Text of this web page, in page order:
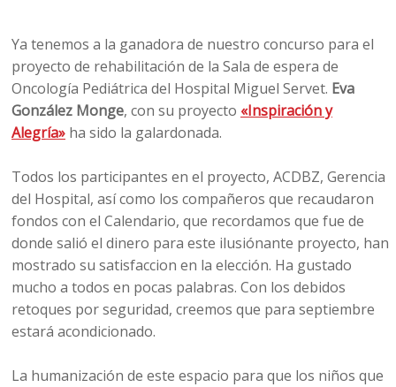
Ya tenemos a la ganadora de nuestro concurso para el
proyecto de rehabilitación de la Sala de espera de
Oncología Pediátrica del Hospital Miguel Servet. Eva
González Monge, con su proyecto «Inspiración y
Alegría» ha sido la galardonada.
Todos los participantes en el proyecto, ACDBZ, Gerencia
del Hospital, así como los compañeros que recaudaron
fondos con el Calendario, que recordamos que fue de
donde salió el dinero para este ilusiónante proyecto, han
mostrado su satisfaccion en la elección. Ha gustado
mucho a todos en pocas palabras. Con los debidos
retoques por seguridad, creemos que para septiembre
estará acondicionado.
La humanización de este espacio para que los niños que